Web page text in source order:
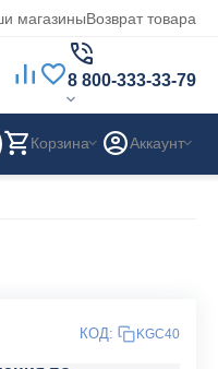
магазиныВозврат товара
8 800-333-33-79
Корзина Аккаунт
КОД: KGC40